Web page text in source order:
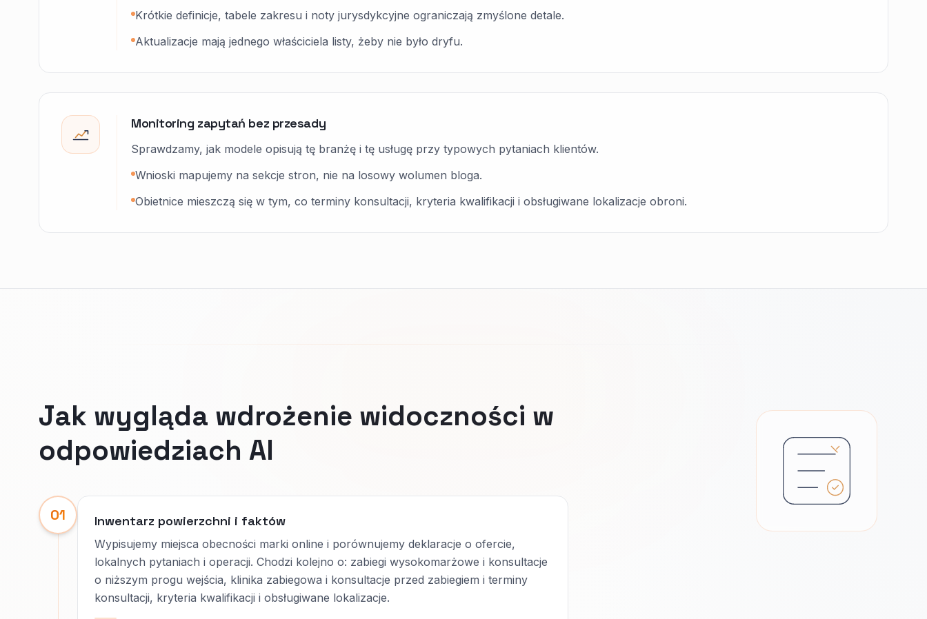
Krótkie definicje, tabele zakresu i noty jurysdykcyjne ograniczają zmyślone detale.
Aktualizacje mają jednego właściciela listy, żeby nie było dryfu.
Monitoring zapytań bez przesady
Sprawdzamy, jak modele opisują tę branżę i tę usługę przy typowych pytaniach klientów.
Wnioski mapujemy na sekcje stron, nie na losowy wolumen bloga.
Obietnice mieszczą się w tym, co terminy konsultacji, kryteria kwalifikacji i obsługiwane lokalizacje obroni.
Jak wygląda wdrożenie widoczności w
odpowiedziach AI
01 Inwentarz powierzchni i faktów
Wypisujemy miejsca obecności marki online i porównujemy deklaracje o ofercie,
lokalnych pytaniach i operacji. Chodzi kolejno o: zabiegi wysokomarżowe i konsultacje
o niższym progu wejścia, klinika zabiegowa i konsultacje przed zabiegiem i terminy
konsultacji, kryteria kwalifikacji i obsługiwane lokalizacje.